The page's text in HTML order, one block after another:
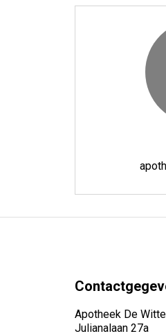
Apotheek De
Julianalaan 27a